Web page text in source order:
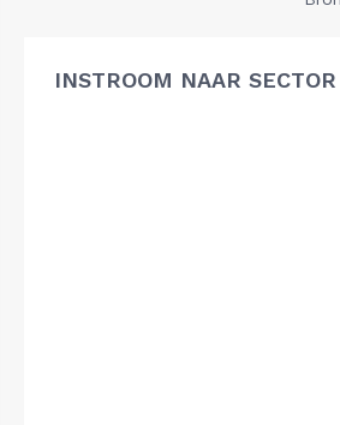
INSTROOM NAAR SECTOR